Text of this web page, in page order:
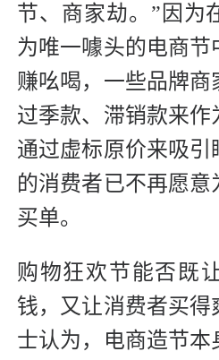
节、商家劫。”因为
为唯一噱头的电商
赚吆喝，一些品牌
过季款、滞销款来作
通过虚标原价来吸引
的消费者已不再愿
买单。
购物狂欢节能否既
钱，又让消费者买得
士认为，电商造节本